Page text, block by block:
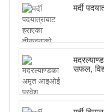
मर्दी
सफल,